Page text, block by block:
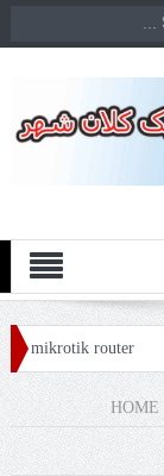
mikrotik router
HOME